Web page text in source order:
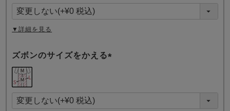
須
)
▼詳細を見る
ズボンのサイズをかえる
須
)